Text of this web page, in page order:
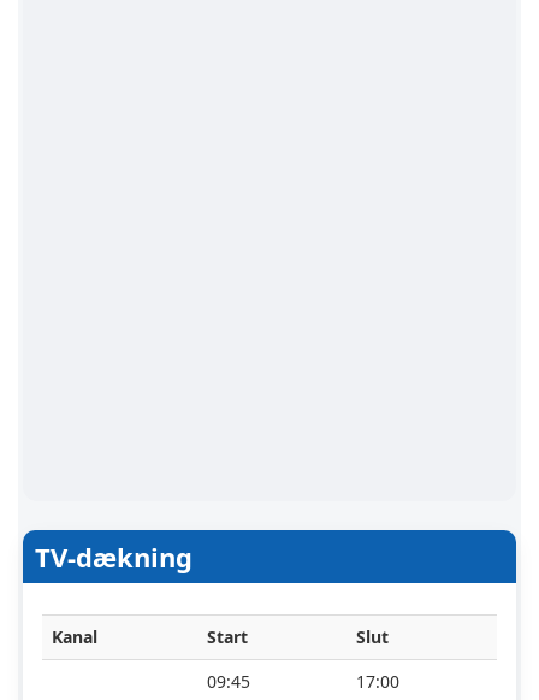
TV-dækning
Kanal Start
Slut
09:45
17:00